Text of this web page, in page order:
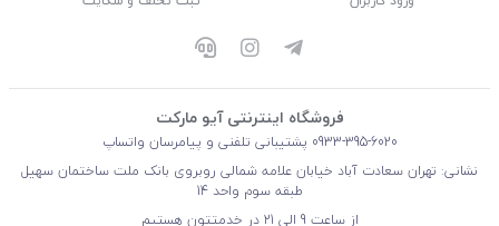
فروشگاه اینترنتی آیو مارکت
0933-395-6020 پشتیبانی تلفنی و پیامرسان واتساپ
نشانی: تهران سعادت آباد خیابان علامه شمالی روبروی بانک ملت ساختمان سهیل
طبقه سوم واحد 14
از ساعت 9 الی 21 در خدمتتون هستیم